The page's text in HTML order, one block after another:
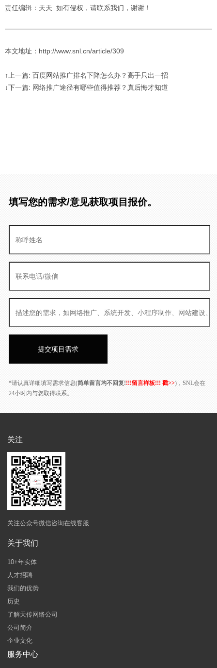
责任编辑：天天 如有侵权，请联系我们，谢谢！
本文地址：http://www.snl.cn/article/309
↑上一篇: 百度网站推广排名下降怎么办？高手只出一招
↓下一篇: 网络推广途径有哪些值得推荐？真后悔才知道
填写您的需求/意见获取项目报价。
*请认真详细填写需求信息(简单留言均不回复!!!!留言样板!!! 戳>>)，SNL会在
24小时内与您取得联系。
关注
关注公众号微信咨询在线客服
关于我们
10+年实体
人才招聘
我们的优势
历史
了解天传网络公司
公司简介
企业文化
服务中心